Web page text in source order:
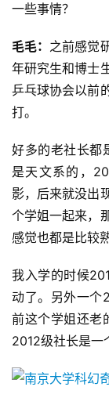
一些事情？
毛毛： 之前感觉
年研究生和博士
乒乓球协会以前
打。
好多的老社长都
是天文系的，
影，后来就没出
个学姐一起来，
感觉也都是比较
我入学的时候
动了。另外一个
前这个学姐还老
2012级社长是一